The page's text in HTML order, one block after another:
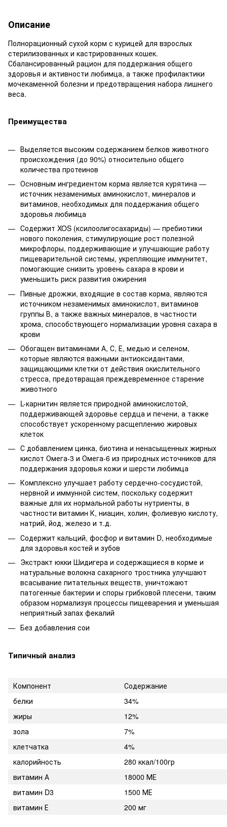
Описание
Полнорационный сухой корм с курицей для взрослых
стерилизованных и кастрированных кошек.
Сбалансированный рацион для поддержания общего
здоровья и активности любимца, а также профилактики
мочекаменной болезни и предотвращения набора лишнего
веса.
Преимущества
Выделяется высоким содержанием белков животного
происхождения (до 90%) относительно общего
количества протеинов
Основным ингредиентом корма является курятина —
источник незаменимых аминокислот, минералов и
витаминов, необходимых для поддержания общего
здоровья любимца
Содержит XOS (ксилоолигосахариды) — пребиотики
нового поколения, стимулирующие рост полезной
микрофлоры, поддерживающие и улучшающие работу
пищеварительной системы, укрепляющие иммунитет,
помогающие снизить уровень сахара в крови и
уменьшить риск развития ожирения
Пивные дрожжи, входящие в состав корма, являются
источником незаменимых аминокислот, витаминов
группы В, а также важных минералов, в частности
хрома, способствующего нормализации уровня сахара в
крови
Обогащен витаминами А, С, Е, медью и селеном,
которые являются важными антиоксидантами,
защищающими клетки от действия окислительного
стресса, предотвращая преждевременное старение
животного
L-карнитин является природной аминокислотой,
поддерживающей здоровье сердца и печени, а также
способствует ускоренному расщеплению жировых
клеток
С добавлением цинка, биотина и ненасыщенных жирных
кислот Омега-3 и Омега-6 из природных источников для
поддержания здоровья кожи и шерсти любимца
Комплексно улучшает работу сердечно-сосудистой,
нервной и иммунной систем, поскольку содержит
важные для их нормальной работы нутриенты, в
частности витамин К, ниацин, холин, фолиевую кислоту,
натрий, йод, железо и т.д.
Содержит кальций, фосфор и витамин D, необходимые
для здоровья костей и зубов
Экстракт юкки Шидигера и содержащиеся в корме и
натуральные волокна сахарного тростника улучшают
всасывание питательных веществ, уничтожают
патогенные бактерии и споры грибковой плесени, таким
образом нормализуя процессы пищеварения и уменьшая
неприятный запах фекалий
Без добавления сои
Типичный анализ
Компонент
Содержание
белки
34%
жиры
12%
зола
7%
клетчатка
4%
калорийность
280 ккал/100гр
витамин А
18000 МЕ
витамин D3
1500 МЕ
витамин Е
200 мг